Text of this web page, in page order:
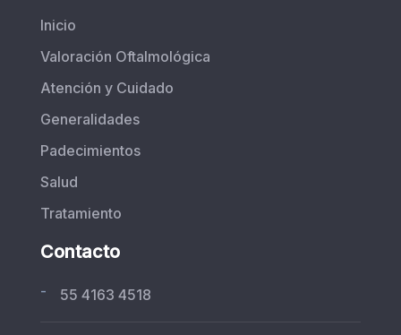
Inicio
Valoración Oftalmológica
Atención y Cuidado
Generalidades
Padecimientos
Salud
Tratamiento
Contacto
- 55 4163 4518